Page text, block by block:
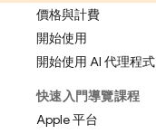
價格與計費
開始使用
開始使用 AI 代理程式
快速入門導覽課程
Apple 平台